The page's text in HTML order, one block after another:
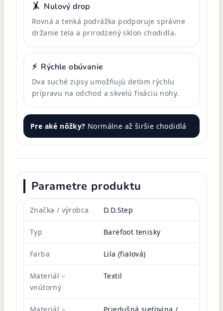
🤸 Nulový drop
Rovná a tenká podrážka podporuje správne
držanie tela a prirodzený sklon chodidla.
⚡ Rýchle obúvanie
Dva suché zipsy umožňujú deťom rýchlu
prípravu na odchod a skvelú fixáciu nohy.
Pre aké nôžky? Normálne až širšie chodidlá
Parametre produktu
Značka / výrobca D.D.Step
Typ Barefoot tenisky
Farba Lila (fialová)
Materiál –
vnútorný
Textil
Materiál –
Priedušná sieťovina /